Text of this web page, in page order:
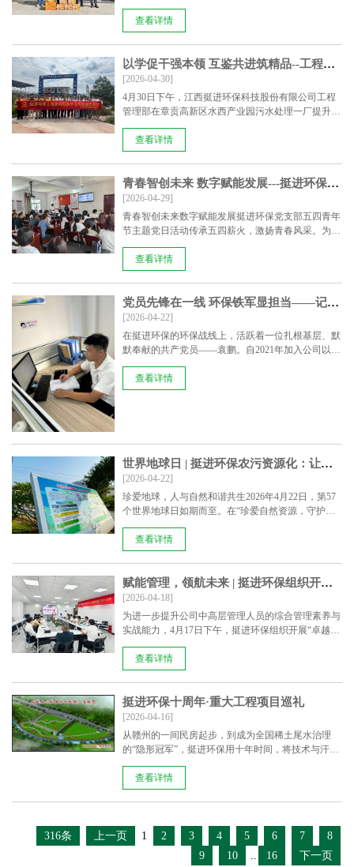
暇时光......
查看详情
以学促干强本领 互鉴共进筑精品--工程管理部项目文件归档交流学习活动圆满举行
[2026-04-30]
4月30日下午，江西挺进环保科技股份有限公司工程
管理部在章贡高新区水西产业园污水处理一厂提升改
造项目现......
查看详情
青春智创未来 数字赋能发展---挺进环保党支部五四青年节主题党日活动
[2026-04-29]
青春智创未来数字赋能发展挺进环保党支部五四青年
节主题党日活动传承五四薪火，激扬青春风采。为传
承五四青......
查看详情
党员先锋在一线 环保铁军显担当——记挺进环保项目一线党员袁鹏同志的先进事迹
[2026-04-22]
在挺进环保的环保战线上，活跃着一位扎根基层、默
默奉献的共产党员——袁鹏。自2021年加入公司以
来，他先后......
查看详情
世界地球日 | 挺进环保农污资源化：让每一滴水都“回家”
[2026-04-22]
珍爱地球，人与自然和谐共生2026年4月22日，第57
个世界地球日如期而至。在“珍爱自然资源，守护美
丽中国”......
查看详情
赋能管理，领航未来 | 挺进环保组织开展中高层“卓越领导力与高效管理”专题培训讲座
[2026-04-18]
为进一步提升公司中高层管理人员的综合管理素养与
实战能力，4月17日下午，挺进环保组织开展“卓越领
导力与......
查看详情
挺进环保十周年·重大工程项目巡礼
[2026-04-16]
从赣州的一间民房起步，到成为全国稀土尾水治理
的“隐形冠军”，挺进环保用十年时间，将技术与汗水
浇筑在一......
查看详情
316条 上一页 1 2 3 4 5 6 7
8
9
10 .. 16 下一页